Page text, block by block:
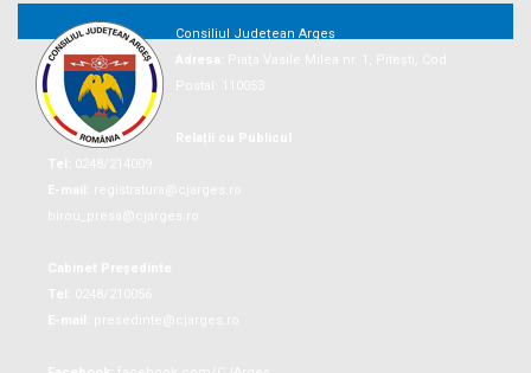
Consiliul Județean Argeș